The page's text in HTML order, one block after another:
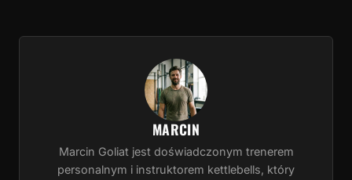
MARCIN
Marcin Goliat jest doświadczonym trenerem
personalnym i instruktorem kettlebells, który